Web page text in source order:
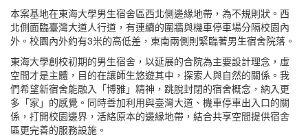
本案基地在東海大學男生宿舍區西北側邊緣地帶，為不規則狀。西
北側面臨臺灣大道人行道，有連續的圍牆與機車停車場分隔校園內
外。校園內外約有3米的高低差，東南兩側則緊臨著男生宿舍院落。
東海大學創校初期的男生宿舍，以延展的合院為主要設計理念，虛
空間才是主體，目的在讓師生悠遊其中，探索人與自然的關係。我
們希望新宿舍能融入「博雅」精神，跳脫封閉的宿舍概念，納入更
多「家」的感覺。同時善加利用與臺灣大道、機車停車出入口的關
係，打開校園邊界，活絡原本的邊緣地帶，結合共享空間提供宿舍
區更完善的服務設施。